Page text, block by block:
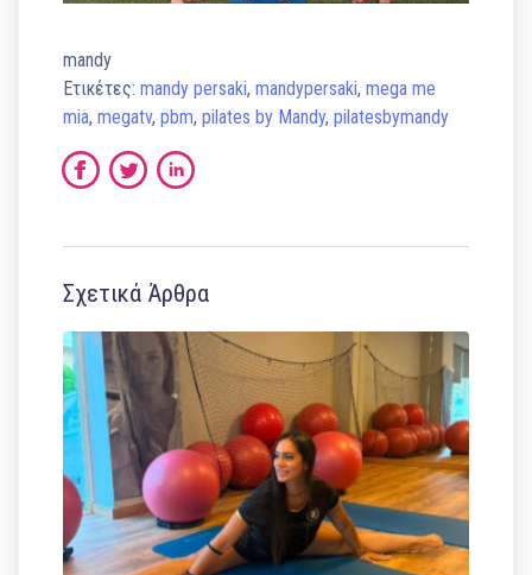
mandy
Ετικέτες:mandy persaki,mandypersaki,mega me
mia,megatv,pbm,pilates by Mandy,pilatesbymandy
Σχετικά Άρθρα